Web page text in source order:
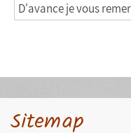
D'avance je vous
Sitemap